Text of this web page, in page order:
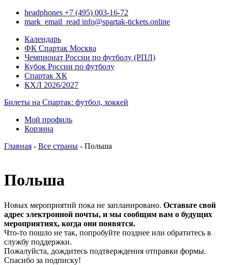
headphones +7 (495) 003-16-72
mark_email_read info@spartak-tickets.online
Календарь
ФК Спартак Москва
Чемпионат России по футболу (РПЛ)
Кубок России по футболу
Спартак ХК
КХЛ 2026/2027
Билеты на Спартак: футбол, хоккей
Мой профиль
Корзина
Главная - Все страны - Польша
Польша
Новых мероприятий пока не запланировано. Оставьте свой
адрес электронной почты, и мы сообщим вам о будущих
мероприятиях, когда они появятся.
Что-то пошло не так, попробуйте позднее или обратитесь в
службу поддержки.
Пожалуйста, дождитесь подтверждения отправки формы.
Спасибо за подписку!